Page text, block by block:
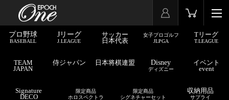
プロ野球
BASEBALL
Jリーグ
J.LEAGUE
サッカー
日本代表
女子プロゴルフ
JLPGA
Tリーグ
T.LEAGUE
TEAM
JAPAN
侍ジャパン 日本将棋連盟 Disney
ディズニー
イベント
event
Signature
DECO
限定商品
ホロスペクトラ
限定商品
シグネチャーセット
収納用品
サプライ